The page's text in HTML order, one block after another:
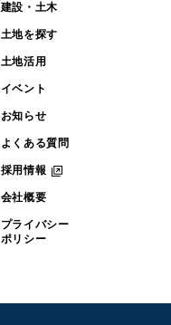
建設・土木
土地を探す
土地活用
イベント
お知らせ
よくある質問
採用情報
会社概要
プライバシー
ポリシー